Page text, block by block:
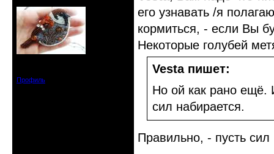
Профиль
его узнавать /я
кормиться, - если Вы
Некоторые голубей
Vesta пишет:
Но ой как рано ещё.
сил набирается.
Правильно, - пусть